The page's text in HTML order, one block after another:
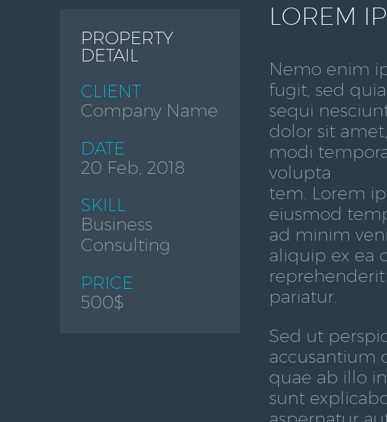
PROPERTY
DETAIL
CLIENT
Company Name
DATE
20 Feb, 2018
SKILL
Business
Consulting
PRICE
500$
LOREM
Nemo enim
fugit, sed
sequi
dolor sit
modi
volupta
tem. Lorem
eiusmod
ad minim
aliquip ex ea
pariatur.
Sed ut
accusantium
quae ab illo
sunt